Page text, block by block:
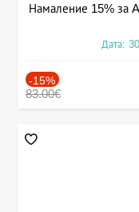
Намаление 15% за
Дата:
-15%
83.00€